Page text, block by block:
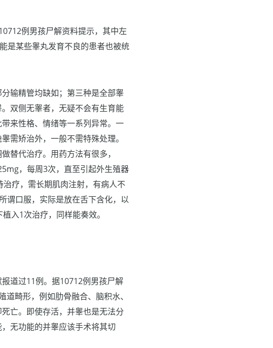
例男孩尸解资料提示，其中左
是某些睾丸发育不良的患者也被统
输精管均缺如；第三种是全部睾
双侧无睾者，无疑不会有生育能
来性格、情绪等一系列异常。一
需矫治外，一般不需特殊处理。
替代治疗。用药方法有很多，
，每周3次，直至引起外生殖器
疗，需长期肌肉注射，有病人不
谓口服，实际是放在舌下含化，以
入1次治疗，同样能奏效。
道过11例。据10712例男孩尸解
畸形，例如肋骨融合、脑积水、
亡。即使存活，并睾也是无法分
无功能的并睾应该手术将其切